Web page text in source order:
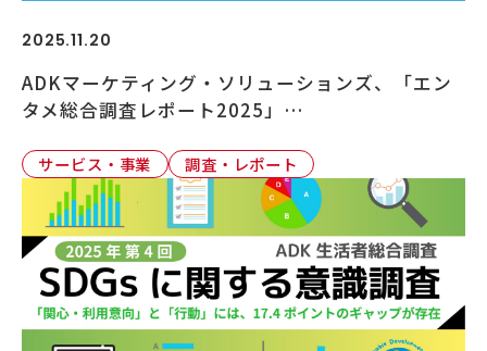
2025.11.20
ADKマーケティング・ソリューションズ、「エン
タメ総合調査レポート2025」…
サービス・事業 調査・レポート